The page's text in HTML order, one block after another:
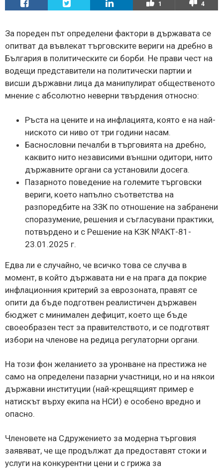
1 4
За пореден път определени фактори в държавата се
опитват да въвлекат търговските вериги на дребно в
България в политическите си борби. Не прави чест на
водещи представители на политически партии и
висши държавни лица да манипулират общественото
мнение с абсолютно неверни твърдения относно:
Ръста на цените и на инфлацията, която е на най-
ниското си ниво от три години насам.
Баснословни печалби в търговията на дребно,
каквито нито независими външни одитори, нито
държавните органи са установили досега.
Пазарното поведение на големите търговски
вериги, което напълно съответства на
разпоредбите на ЗЗК по отношение на забранени
споразумение, решения и съгласувани практики,
потвърдено и с Решение на КЗК №АКТ-81-
23.01.2025 г.
Едва ли е случайно, че всичко това се случва в
момент, в който държавата ни е на прага да покрие
инфлационния критерий за еврозоната, правят се
опити да бъде подготвен реалистичен държавен
бюджет с минимален дефицит, което ще бъде
своеобразен тест за правителството, и се подготвят
избори на членове на редица регулаторни органи.
На този фон желанието за уронване на престижа не
само на определени пазарни участници, но и на някои
държавни институции (най-крещящият пример е
натискът върху екипа на НСИ) е особено вредно и
опасно.
Членовете на Сдружението за модерна търговия
заявяват, че ще продължат да предоставят стоки и
услуги на конкурентни цени и с грижа за